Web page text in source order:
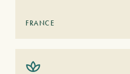
FRANCE